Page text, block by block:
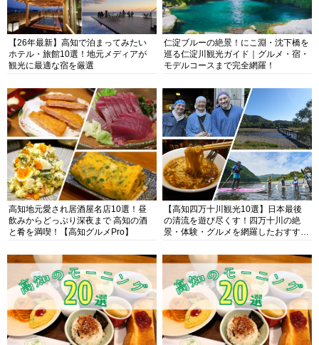
【26年最新】高知で泊まってみたい
ホテル・旅館10選！地元メディアが
観光に最適な宿を厳選
仁淀ブルーの絶景！にこ淵・沈下橋を
巡る仁淀川観光ガイド｜グルメ・宿・
モデルコースまで完全網羅！
高知地元愛され居酒屋名店10選！昼
飲みからどっぷり深夜まで 高知の酒
と肴を満喫！【高知グルメPro】
【高知四万十川観光10選】日本最後
の清流を遊び尽くす！四万十川の絶
景・体験・グルメを網羅したおすすめ